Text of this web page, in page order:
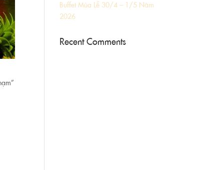
Buffet Mùa Lễ 30/4 – 1/5 Năm
2026
Recent Comments